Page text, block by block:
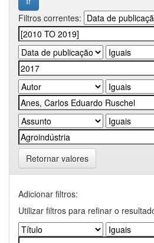
Filtros correntes:
Retornar valores
Adicionar filtros:
Utilizar filtros para refinar o